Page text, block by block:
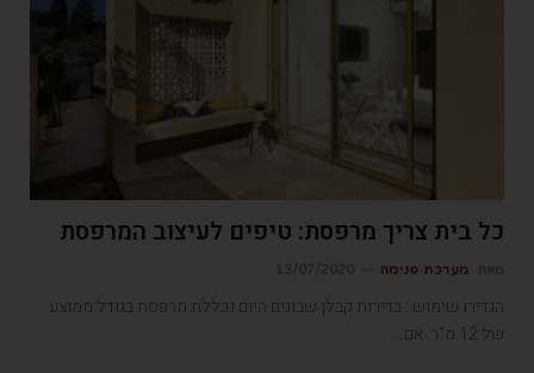
כל בית צריך מרפסת: טיפים לעיצוב המרפסת
מערכת פנימה
הגדירו שימוש : בדירות קבלן שבונים היום נכללת מרפסת בגודל ממוצע
של 12 מ"ר. אם…